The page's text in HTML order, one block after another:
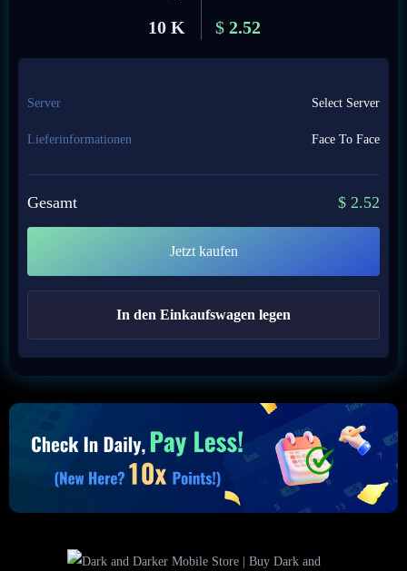
10 K $ 2.52
Server Select Server
Lieferinformationen Face To Face
Gesamt $ 2.52
Jetzt kaufen
In den Einkaufswagen legen